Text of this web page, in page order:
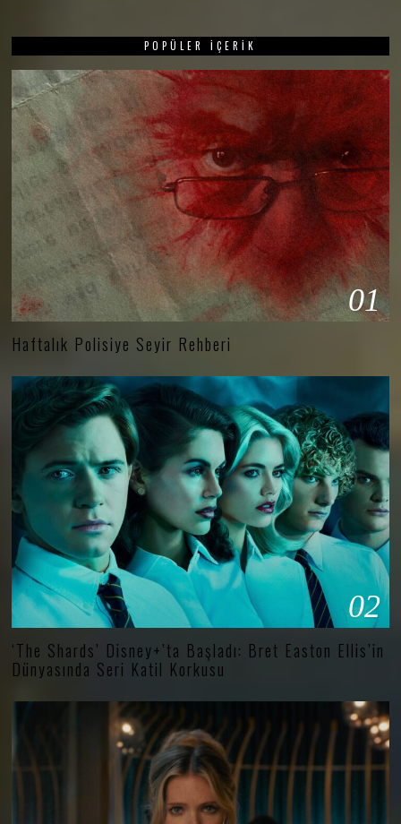
POPÜLER İÇERIK
01
Haftalık Polisiye Seyir Rehberi
02
‘The Shards’ Disney+’ta Başladı: Bret Easton Ellis’in
Dünyasında Seri Katil Korkusu